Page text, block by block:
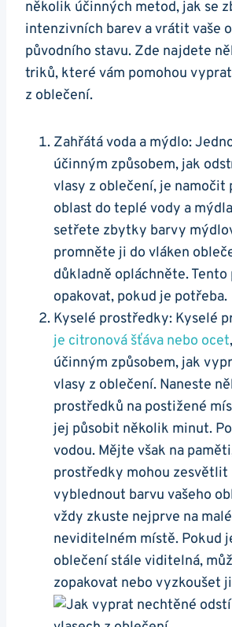
několik účinných metod, jak se
intenzivních barev a vrátit vaše
původního stavu. Zde najdete
triků, které vám pomohou
z oblečení.
Zahřátá voda a mýdlo:
účinným způsobem, jak
vlasy z oblečení, je namočit
oblast do teplé vody a
setřete zbytky barvy
promněte ji do vláken
důkladně opláchněte.
opakovat, pokud je potřeba.
Kyselé prostředky: Kyselé
je citronová šťáva nebo ocet
účinným způsobem, jak
vlasy z oblečení. Naneste
prostředků na postižené
jej působit několik minut.
vodou. Mějte však na
prostředky mohou zesvětlit
vyblednout barvu vašeho
vždy zkuste nejprve na
neviditelném místě. Pokud
oblečení stále viditelná,
zopakovat nebo vyzkoušet